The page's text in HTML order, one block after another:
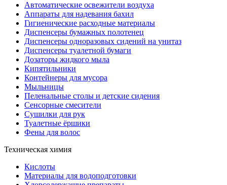
Автоматические освежители воздуха
Аппараты для надевания бахил
Гигиенические расходные материалы
Диспенсеры бумажных полотенец
Диспенсеры одноразовых сидений на унитаз
Диспенсеры туалетной бумаги
Дозаторы жидкого мыла
Кипятильники
Контейнеры для мусора
Мыльницы
Пеленальные столы и детские сидения
Сенсорные смесители
Сушилки для рук
Туалетные ёршики
Фены для волос
Техническая химия
Кислоты
Материалы для водоподготовки